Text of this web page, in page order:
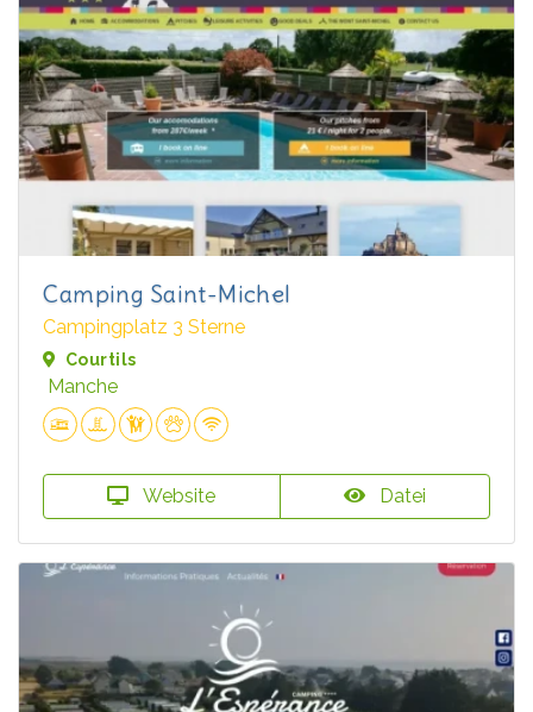
Camping Saint-Michel
Campingplatz 3 Sterne
Courtils
Manche
Website Datei